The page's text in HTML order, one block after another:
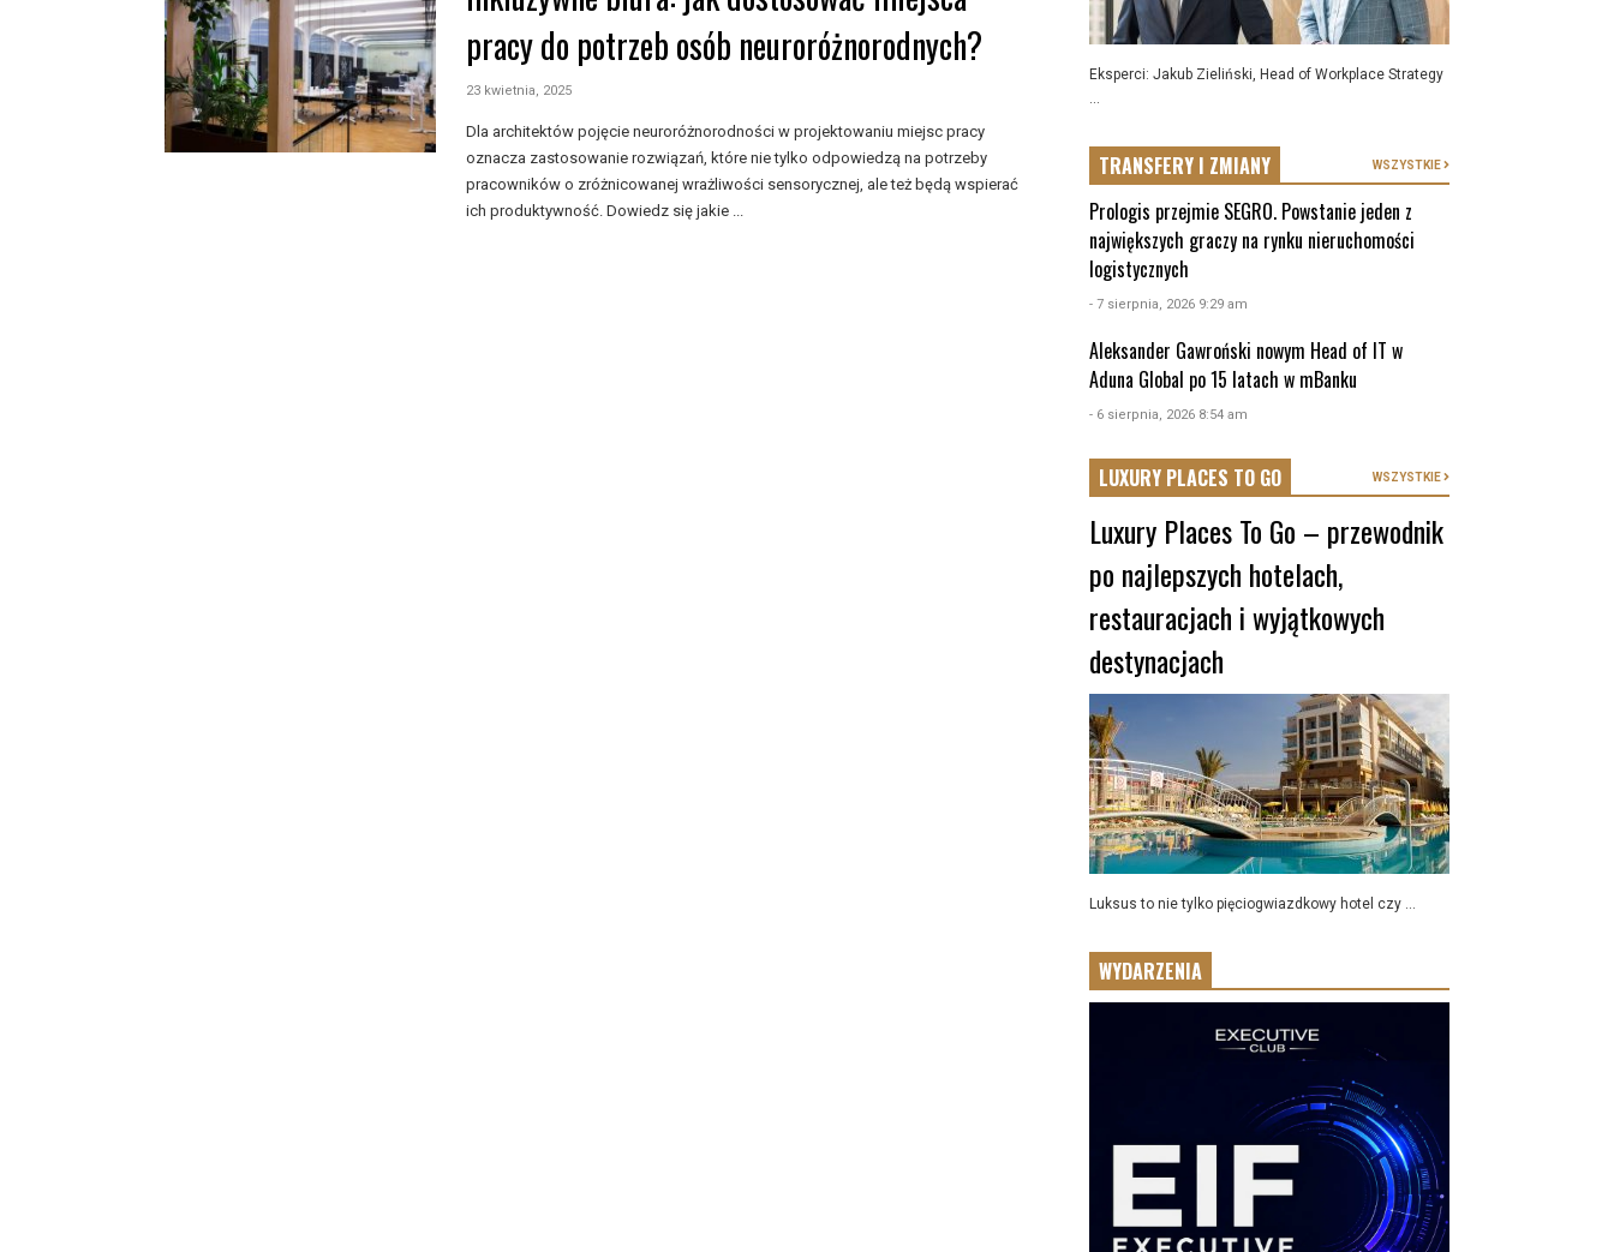
pracy do potrzeb osób neuroróżnorodnych?
23 kwietnia, 2025
Dla architektów pojęcie neuroróżnorodności w projektowaniu miejsc pracy
oznacza zastosowanie rozwiązań, które nie tylko odpowiedzą na potrzeby
pracowników o zróżnicowanej wrażliwości sensorycznej, ale też będą wspierać
ich produktywność. Dowiedz się jakie ...
Eksperci: Jakub Zieliński, Head of Workplace Strategy
...
TRANSFERY I ZMIANY WSZYSTKIE
Prologis przejmie SEGRO. Powstanie jeden z
największych graczy na rynku nieruchomości
logistycznych
- 7 sierpnia, 2026 9:29 am
Aleksander Gawroński nowym Head of IT w
Aduna Global po 15 latach w mBanku
- 6 sierpnia, 2026 8:54 am
LUXURY PLACES TO GO WSZYSTKIE
Luxury Places To Go – przewodnik
po najlepszych hotelach,
restauracjach i wyjątkowych
destynacjach
Luksus to nie tylko pięciogwiazdkowy hotel czy ...
WYDARZENIA